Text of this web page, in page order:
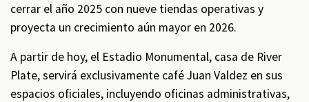
cerrar el año 2025 con nueve tiendas operativas y
proyecta un crecimiento aún mayor en 2026.
A partir de hoy, el Estadio Monumental, casa de River
Plate, servirá exclusivamente café Juan Valdez en sus
espacios oficiales, incluyendo oficinas administrativas,